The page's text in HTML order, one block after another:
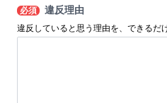
必須 違反理由
違反していると思う理由を、できるだ